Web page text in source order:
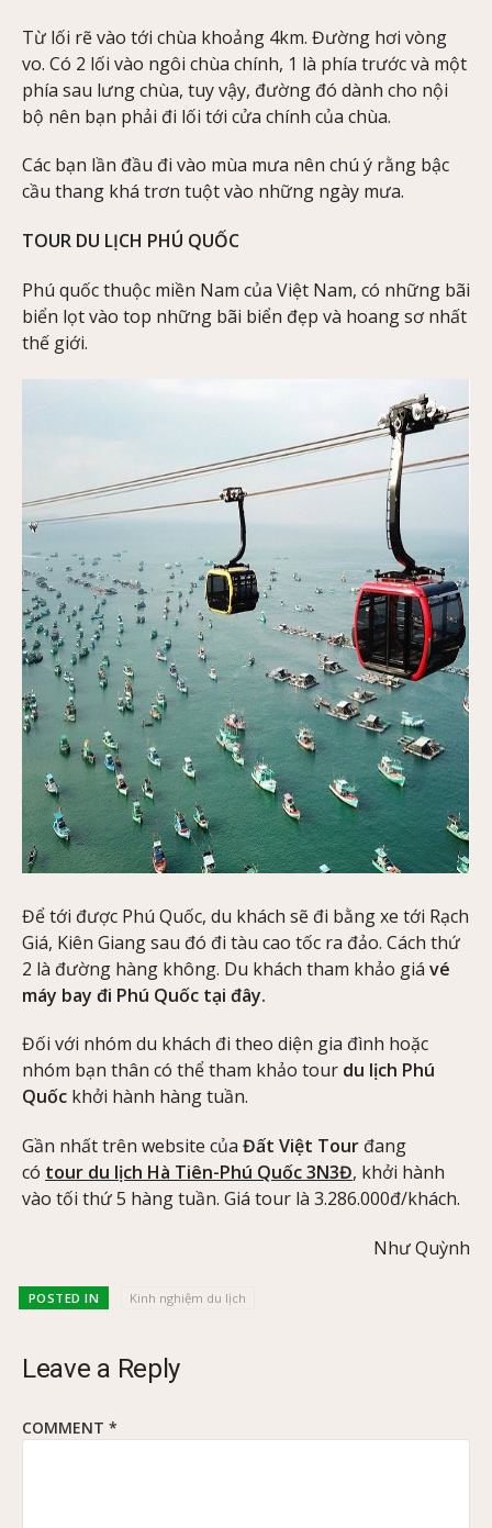
Từ lối rẽ vào tới chùa khoảng 4km. Đường hơi vòng
vo. Có 2 lối vào ngôi chùa chính, 1 là phía trước và một
phía sau lưng chùa, tuy vậy, đường đó dành cho nội
bộ nên bạn phải đi lối tới cửa chính của chùa.
Các bạn lần đầu đi vào mùa mưa nên chú ý rằng bậc
cầu thang khá trơn tuột vào những ngày mưa.
TOUR DU LỊCH PHÚ QUỐC
Phú quốc thuộc miền Nam của Việt Nam, có những bãi
biển lọt vào top những bãi biển đẹp và hoang sơ nhất
thế giới.
Để tới được Phú Quốc, du khách sẽ đi bằng xe tới Rạch
Giá, Kiên Giang sau đó đi tàu cao tốc ra đảo. Cách thứ
2 là đường hàng không. Du khách tham khảo giá vé
máy bay đi Phú Quốc tại đây.
Đối với nhóm du khách đi theo diện gia đình hoặc
nhóm bạn thân có thể tham khảo tour du lịch Phú
Quốc khởi hành hàng tuần.
Gần nhất trên website của Đất Việt Tour đang
có tour du lịch Hà Tiên-Phú Quốc 3N3Đ, khởi hành
vào tối thứ 5 hàng tuần. Giá tour là 3.286.000đ/khách.
Như Quỳnh
POSTED IN Kinh nghiệm du lịch
Leave a Reply
COMMENT *